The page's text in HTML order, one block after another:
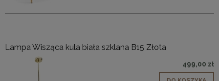
Lampa Wisząca kula biała szklana B15 Złota
499,00 zł